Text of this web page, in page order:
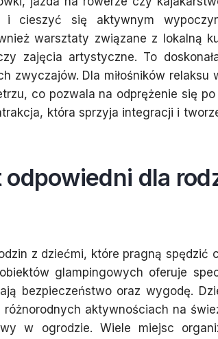
cieszyć się aktywnym
warsztaty związane z lokalną
zajęcia artystyczne. To
zwyczajów. Dla miłośników relaksu
co pozwala na odprężenie się po
która sprzyja integracji i
dla
z dziećmi, które pragną spędzić
glampingowych oferuje
bezpieczeństwo oraz wygodę.
aktywnościach na
w ogrodzie. Wiele miejsc